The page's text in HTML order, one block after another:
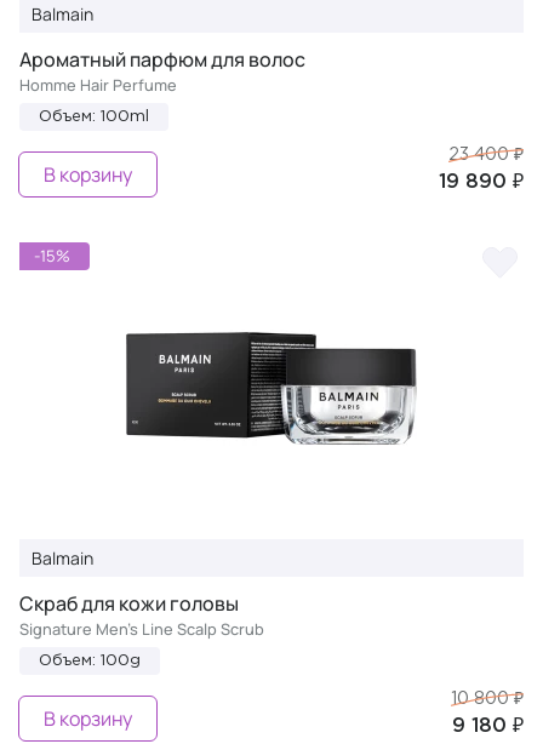
Balmain
Ароматный парфюм для волос
Homme Hair Perfume
Объем: 100ml
23 400 ₽
19 890 ₽
В корзину
-15%
Balmain
Скраб для кожи головы
Signature Men's Line Scalp Scrub
Объем: 100g
10 800 ₽
9 180 ₽
В корзину